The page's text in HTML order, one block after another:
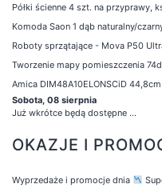
Półki ścienne 4 szt. na przyprawy,
Komoda Saon 1 dąb naturalny/
Roboty sprzątające - Mova P50
Tworzenie mapy pomieszczenia
Amica DIM48A10ELONSCiD 44,8cm
Sobota, 08 sierpnia
Już wkrótce będą dostępne ...
OKAZJE I
Wyprzedaże i promocje dnia